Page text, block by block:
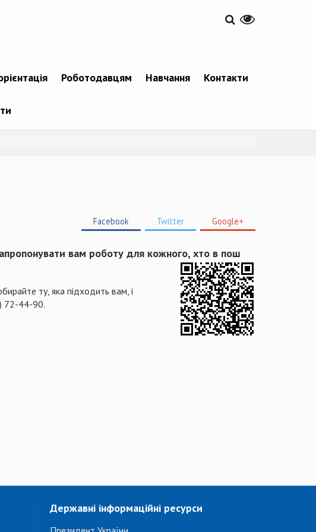
Роботодавцям Навчання Контакти
Facebook Twitter Google+
вам роботу для кожного, хто в пош
ту, яка підходить вам, і
72-44-90.
Державні інформаційні ресурси